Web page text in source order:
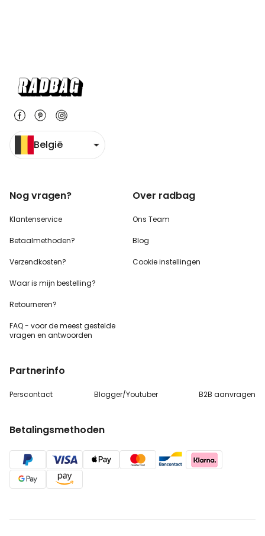
België
Nog vragen?
Klantenservice
Betaalmethoden?
Verzendkosten?
Waar is mijn bestelling?
Retourneren?
FAQ - voor demeest gestelde
vragen en antwoorden
Over radbag
Ons Team
Blog
Cookie instellingen
Partnerinfo
Perscontact Blogger/Youtuber B2B aanvragen
Betalingsmethoden